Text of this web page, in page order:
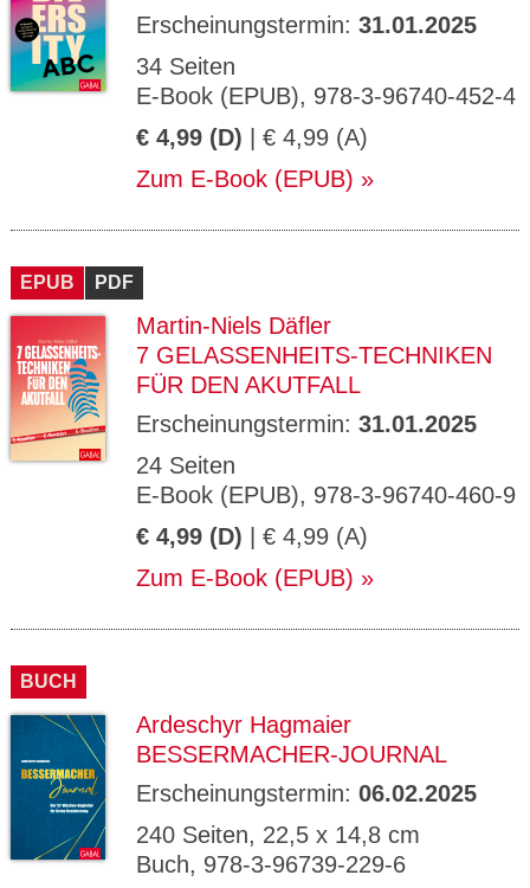
Erscheinungstermin: 31.01.2025
34 Seiten
E-Book (EPUB), 978-3-96740-452-4
€ 4,99 (D) | € 4,99 (A)
Zum E-Book (EPUB)
EPUB PDF
Martin-Niels Däfler
7 GELASSENHEITS-TECHNIKEN
FÜR DEN AKUTFALL
Erscheinungstermin: 31.01.2025
24 Seiten
E-Book (EPUB), 978-3-96740-460-9
€ 4,99 (D) | € 4,99 (A)
Zum E-Book (EPUB)
BUCH
Ardeschyr Hagmaier
BESSERMACHER-JOURNAL
Erscheinungstermin: 06.02.2025
240 Seiten, 22,5 x 14,8 cm
Buch, 978-3-96739-229-6